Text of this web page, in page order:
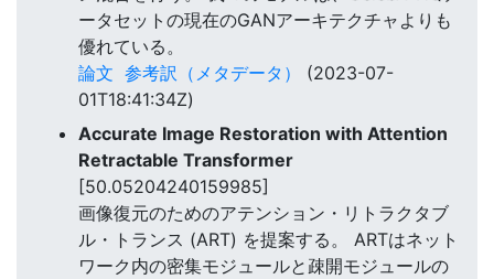
ータセットの現在のGANアーキテクチャよりも
優れている。
論文 参考訳（メタデータ）
(2023-07-
01T18:41:34Z)
Accurate Image Restoration with Attention
Retractable Transformer
[50.05204240159985]
画像復元のためのアテンション・リトラクタブ
ル・トランス (ART) を提案する。 ARTはネット
ワーク内の密集モジュールと疎開モジュールの